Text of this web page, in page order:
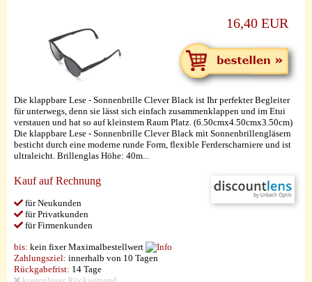
16,40 EUR
Die klappbare Lese - Sonnenbrille Clever Black ist Ihr perfekter Begleiter
für unterwegs, denn sie lässt sich einfach zusammenklappen und im Etui
verstauen und hat so auf kleinstem Raum Platz. (6.50cmx4.50cmx3.50cm)
Die klappbare Lese - Sonnenbrille Clever Black mit Sonnenbrillengläsern
besticht durch eine moderne runde Form, flexible Ferderscharniere und ist
ultraleicht. Brillenglas Höhe: 40m...
Kauf auf Rechnung
für Neukunden
für Privatkunden
für Firmenkunden
bis: kein fixer Maximalbestellwert
Zahlungsziel: innerhalb von 10 Tagen
Rückgabefrist: 14 Tage